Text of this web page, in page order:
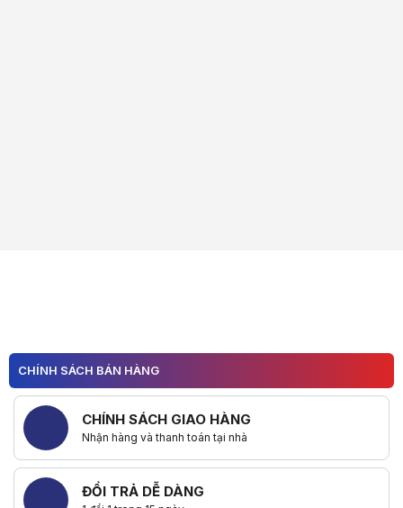
CHÍNH SÁCH BÁN HÀNG
CHÍNH SÁCH GIAO HÀNG
Nhận hàng và thanh toán tại nhà
ĐỔI TRẢ DỄ DÀNG